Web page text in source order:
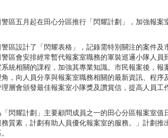
區五月起在田心分區推行「閃耀計劃」，加強報案
區設計了「閃耀表格」，記錄需特別關注的案件及
區會安排經常暫代報案室職務的軍裝巡邏小隊人
統相關的課程，加強其專業知識。市民報案後，
，向人員分享與報案室職務相關的最新資訊、程
層會頒發最佳報案室小隊獎及讚賞信，提高人員工
閃耀計劃」主要顧問成員之一的田心分區報案室
質素，計劃有助人員優化報案室的服務。」計劃